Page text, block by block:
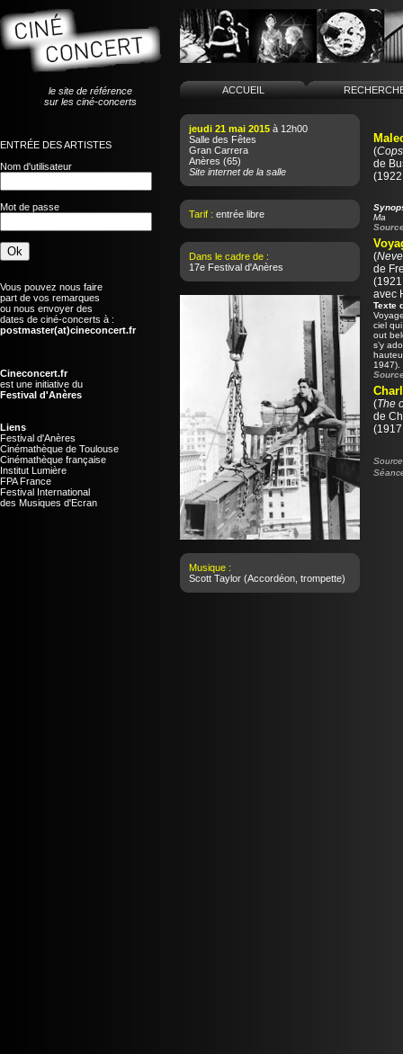
le site de référence
sur les ciné-concerts
ENTRÉE DES ARTISTES
Nom d'utilisateur
Mot de passe
Vous pouvez nous faire
part de vos remarques
ou nous envoyer des
dates de ciné-concerts à :
postmaster(at)cineconcert.fr
Cineconcert.fr
est une initiative du
Festival d'Anères
Liens
Festival d'Anères
Cinémathèque de Toulouse
Cinémathèque française
Institut Lumière
FPA France
Festival International
des Musiques d'Ecran
ACCUEIL
jeudi 21 mai 2015 à 12h00
Salle des Fêtes
Gran Carrera
Anères (65)
Site internet de la salle
Tarif : entrée libre
Dans le cadre de :
17e Festival d'Anères
Musique :
Scott Taylor (Accordéon, trompette)
(Cops
de
Ma
(
de
avec
Texte
ciel
out
s’y
1947).
(The
de